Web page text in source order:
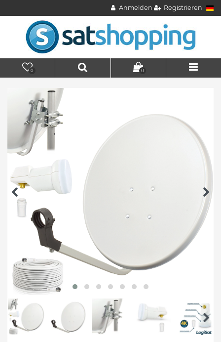
Anmelden Registrieren
0 0